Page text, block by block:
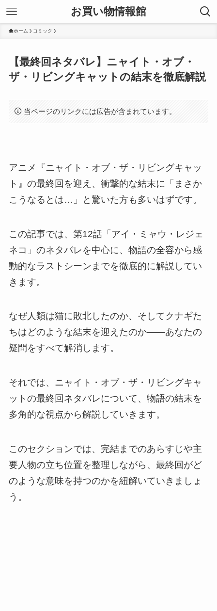
お買い物情報館
ホーム コミック
【最終回ネタバレ】ニャイト・オブ・
ザ・リビングキャットの結末を徹底解説
当ページのリンクには広告が含まれています。
アニメ『ニャイト・オブ・ザ・リビングキャッ
ト』の最終回を迎え、衝撃的な結末に「まさか
こうなるとは…」と驚いた方も多いはずです。
この記事では、第12話「アイ・ミャウ・レジェ
ネコ」のネタバレを中心に、物語の全容から感
動的なラストシーンまでを徹底的に解説してい
きます。
なぜ人類は猫に敗北したのか、そしてクナギた
ちはどのような結末を迎えたのか――あなたの
疑問をすべて解消します。
それでは、ニャイト・オブ・ザ・リビングキャ
ットの最終回ネタバレについて、物語の結末を
多角的な視点から解説していきます。
このセクションでは、完結までのあらすじや主
要人物の立ち位置を整理しながら、最終回がど
のような意味を持つのかを紐解いていきましょ
う。